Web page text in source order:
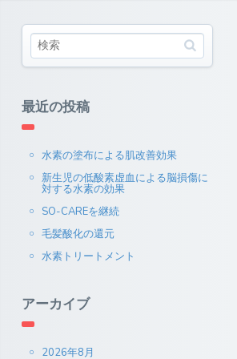
最近の投稿
水素の塗布による肌改善効果
新生児の低酸素虚血による脳損傷に
対する水素の効果
SO-CAREを継続
毛髪酸化の還元
水素トリートメント
アーカイブ
2026年8月